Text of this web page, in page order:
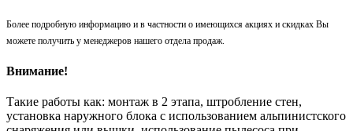
Более подробную информацию и в частности о имеющихся акциях и скидках Вы
можете получить у менеджеров нашего отдела продаж.
Внимание!
Такие работы как: монтаж в 2 этапа, штробление стен,
установка наружного блока с использованием альпинистского